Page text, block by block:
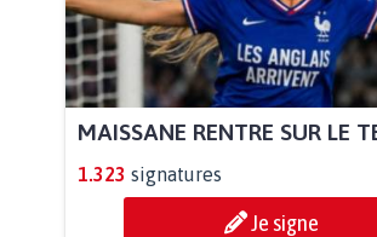
MAISSANE RENTRE SUR LE
1.323 signatures
Je signe